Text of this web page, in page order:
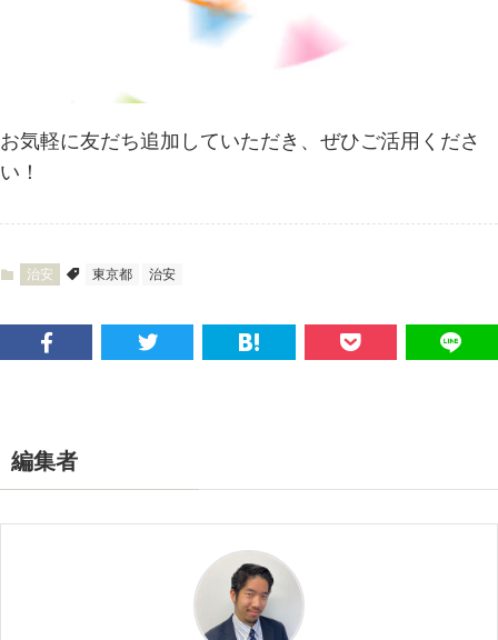
お気軽に友だち追加していただき、ぜひご活用くださ
い！
治安 東京都 治安
編集者